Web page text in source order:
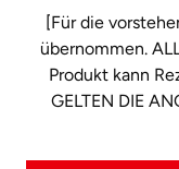
[Für die
übernommen.
Produkt kann
GELTEN DIE